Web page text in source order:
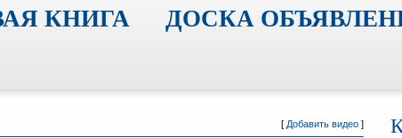
КНИГА
ДОСКА
[ Добавить видео ]